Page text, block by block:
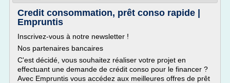
Credit consommation, prêt conso rapide |
Empruntis
Inscrivez-vous à notre newsletter !
Nos partenaires bancaires
C'est décidé, vous souhaitez réaliser votre projet en
effectuant une demande de crédit conso pour le financer ?
Avec Empruntis vous accédez aux meilleures offres de prêt